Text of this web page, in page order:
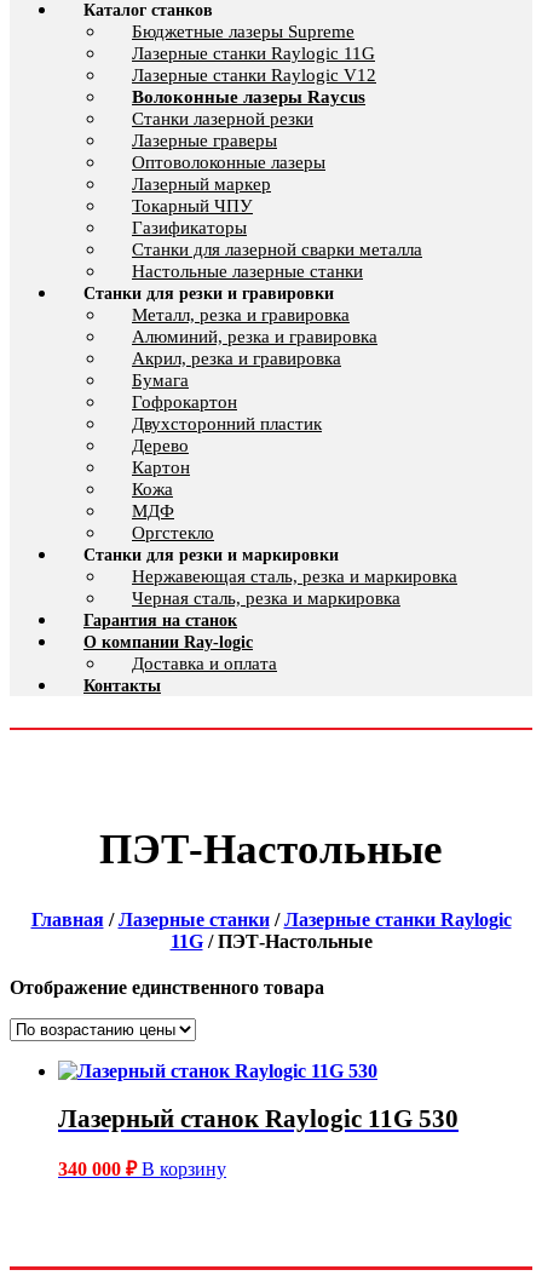
Каталог станков
Бюджетные лазеры Supreme
Лазерные станки Raylogic 11G
Лазерные станки Raylogic V12
Волоконные лазеры Raycus
Станки лазерной резки
Лазерные граверы
Оптоволоконные лазеры
Лазерный маркер
Токарный ЧПУ
Газификаторы
Cтанки для лазерной сварки металла
Настольные лазерные станки
Станки для резки и гравировки
Металл, резка и гравировка
Алюминий, резка и гравировка
Акрил, резка и гравировка
Бумага
Гофрокартон
Двухсторонний пластик
Дерево
Картон
Кожа
МДФ
Оргстекло
Станки для резки и маркировки
Нержавеющая сталь, резка и маркировка
Черная сталь, резка и маркировка
Гарантия на станок
О компании Ray-logic
Доставка и оплата
Контакты
ПЭТ-Настольные
Главная/Лазерные станки/Лазерные станки Raylogic
11G/ ПЭТ-Настольные
Отображение единственного товара
Лазерный станок Raylogic 11G 530
340 000 ₽ В корзину